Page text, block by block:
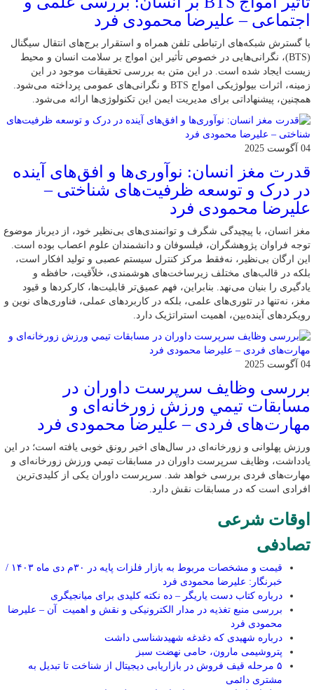
اجتماعی – علیرضا محمودی فرد
با گسترش شبکه‌های ارتباطی تلفن همراه و استقرار برج‌های انتقال سیگنال
(BTS)، نگرانی‌هایی در خصوص تأثیر این امواج بر سلامت انسان و محیط
زیست ایجاد شده است. در این متن به بررسی تحقیقات موجود در این
زمینه، اثرات بیولوژیکی امواج BTS و نگرانی‌های عمومی پرداخته می‌شود.
همچنین، پیشنهاداتی برای مدیریت ایمن این تکنولوژی‌ها ارائه می‌شود.
04 آگوست 2025
قدرت مغز انسان: نوآوری‌ها و افق‌های آینده
در درک و توسعه ظرفیت‌های شناختی –
علیرضا محمودی فرد
مغز انسان، با پیچیدگی شگرف و توانمندی‌های بی‌نظیر خود، از دیرباز موضوع
توجه فراوان پژوهشگران، فیلسوفان و دانشمندان علوم اعصاب بوده است.
این ارگان بی‌نظیر، نه‌فقط مرکز کنترل سیستم عصبی و تولید افکار است،
بلکه در قالب‌های مختلف زیرساخت‌های هوشمندی، خلاّقیت، حافظه و
یادگیری را بنیان می‌نهد. بنابراین، فهم عمیق‌تر قابلیت‌ها، کارکردها و قیود
مغز، نه‌تنها در تئوری‌های علمی، بلکه در کاربردهای عملی، فناوری‌های نوین و
رویکردهای آینده‌بین، اهمیت استراتژیک دارد.
04 آگوست 2025
بررسی وظايف سرپرست داوران در
مسابقات تیمي ورزش زورخانه‌ای و
مهارت‌های فردی – علیرضا محمودی فرد
ورزش پهلوانی و زورخانه‌ای در سال‌های اخیر رونق خوبی یافته است؛ در این
یادداشت، وظایف سرپرست داوران در مسابقات تیمي ورزش زورخانه‌ای و
مهارت‌های فردی بررسی خواهد شد. سرپرست داوران یکی از کلیدی‌ترین
افرادی است که در مسابقات نقش دارد.
اوقات شرعی
تصادفی
قیمت و مشخصات مربوط به بازار فلزات پایه در ۳۰م دی ماه ۱۴۰۳ /
خبرنگار: علیرضا محمودی فرد
درباره کتاب دست یاریگر – ده نکته کلیدی برای میانجیگری
بررسی منبع تغذیه در مدار الکترونیکی و نقش و اهمیت آن – علیرضا
محمودی فرد
درباره شهیدی که دغدغه شهیدشناسی داشت
پتروشیمی مارون، حامی نهضت سبز
۵ مرحله قیف فروش در بازاریابی دیجیتال از شناخت تا تبدیل به
مشتری دائمی